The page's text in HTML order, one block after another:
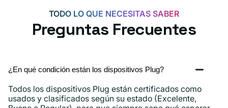
TODO LO QUE NECESITAS SABER
Preguntas Frecuentes
¿En qué condición están los dispositivos Plug?
Todos los dispositivos Plug están certificados como
usados ​​y clasificados según su estado (Excelente,